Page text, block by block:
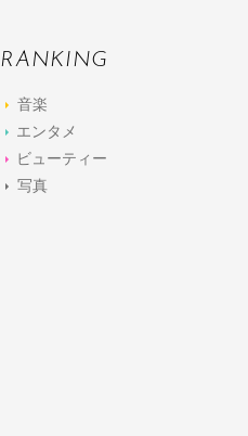
RANKING
音楽
エンタメ
ビューティー
写真